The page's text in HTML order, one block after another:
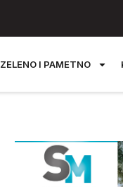
ZELENO I PAMETNO